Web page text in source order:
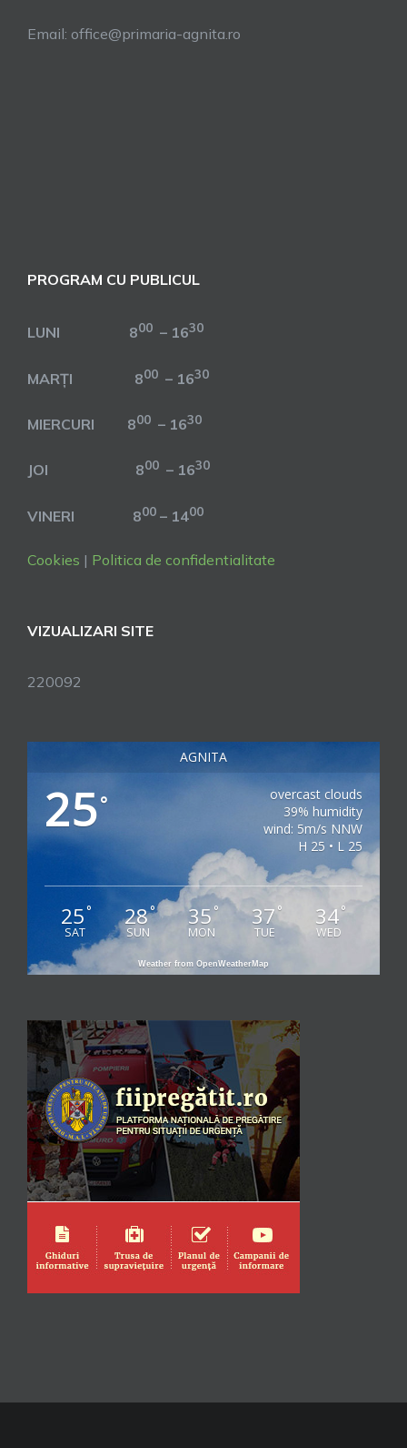
Email: office@primaria-agnita.ro
PROGRAM CU PUBLICUL
LUNI 800 – 1630
MARȚI 800 – 1630
MIERCURI 800 – 1630
JOI 800 – 1630
VINERI 800 – 1400
Cookies | Politica de confidentialitate
VIZUALIZARI SITE
220092
AGNITA
25°
overcast clouds
39% humidity
wind: 5m/s NNW
H 25 • L 25
25°
SAT
28°
SUN
35°
MON
37 °
TUE
34°
WED
Weather from OpenWeatherMap